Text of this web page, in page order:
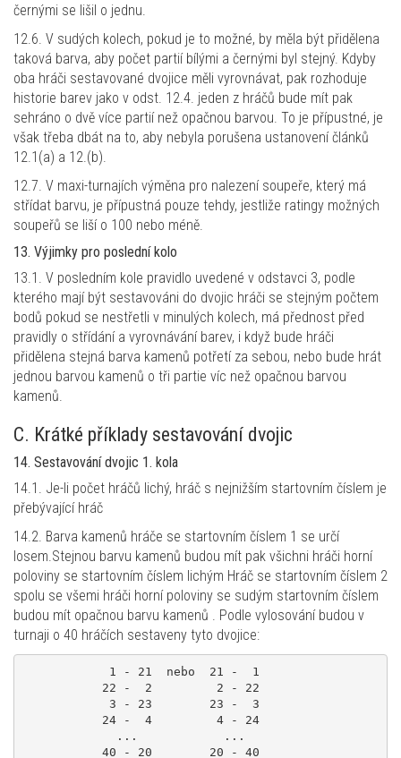
černými se lišil o jednu.
12.6. V sudých kolech, pokud je to možné, by měla být přidělena
taková barva, aby počet partií bílými a černými byl stejný. Kdyby
oba hráči sestavované dvojice měli vyrovnávat, pak rozhoduje
historie barev jako v odst. 12.4. jeden z hráčů bude mít pak
sehráno o dvě více partií než opačnou barvou. To je přípustné, je
však třeba dbát na to, aby nebyla porušena ustanovení článků
12.1(a) a 12.(b).
12.7. V maxi-turnajích výměna pro nalezení soupeře, který má
střídat barvu, je přípustná pouze tehdy, jestliže ratingy možných
soupeřů se liší o 100 nebo méně.
13. Výjimky pro poslední kolo
13.1. V posledním kole pravidlo uvedené v odstavci 3, podle
kterého mají být sestavováni do dvojic hráči se stejným počtem
bodů pokud se nestřetli v minulých kolech, má přednost před
pravidly o střídání a vyrovnávání barev, i když bude hráči
přidělena stejná barva kamenů potřetí za sebou, nebo bude hrát
jednou barvou kamenů o tři partie víc než opačnou barvou
kamenů.
C. Krátké příklady sestavování dvojic
14. Sestavování dvojic 1. kola
14.1. Je-li počet hráčů lichý, hráč s nejnižším startovním číslem je
přebývající hráč
14.2. Barva kamenů hráče se startovním číslem 1 se určí
losem.Stejnou barvu kamenů budou mít pak všichni hráči horní
poloviny se startovním číslem lichým Hráč se startovním číslem 2
spolu se všemi hráči horní poloviny se sudým startovním číslem
budou mít opačnou barvu kamenů . Podle vylosování budou v
turnaji o 40 hráčích sestaveny tyto dvojice:
            1 - 21  nebo  21 -  1
           22 -  2         2 - 22
            3 - 23        23 -  3
           24 -  4         4 - 24
             ...            ...